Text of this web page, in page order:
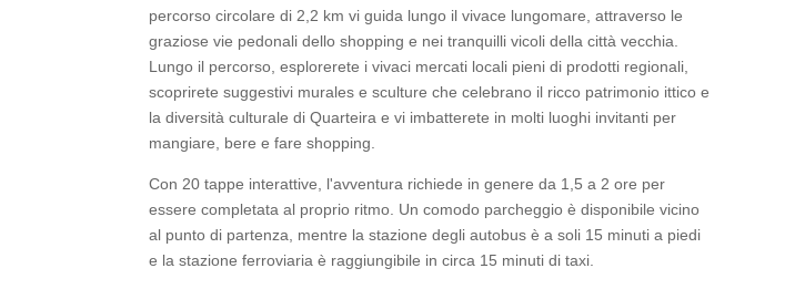
percorso circolare di 2,2 km vi guida lungo il vivace lungomare, attraverso le
graziose vie pedonali dello shopping e nei tranquilli vicoli della città vecchia.
Lungo il percorso, esplorerete i vivaci mercati locali pieni di prodotti regionali,
scoprirete suggestivi murales e sculture che celebrano il ricco patrimonio ittico e
la diversità culturale di Quarteira e vi imbatterete in molti luoghi invitanti per
mangiare, bere e fare shopping.
Con 20 tappe interattive, l'avventura richiede in genere da 1,5 a 2 ore per
essere completata al proprio ritmo. Un comodo parcheggio è disponibile vicino
al punto di partenza, mentre la stazione degli autobus è a soli 15 minuti a piedi
e la stazione ferroviaria è raggiungibile in circa 15 minuti di taxi.